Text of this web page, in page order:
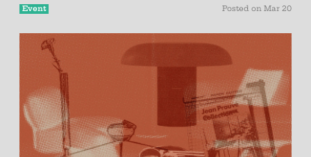
Event Posted on Mar 20